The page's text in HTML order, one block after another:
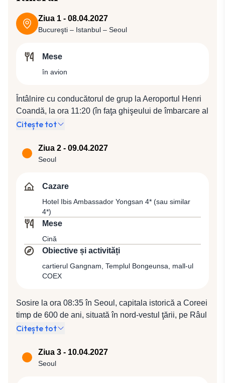
Ziua 1 - 08.04.2027
Bucureşti – Istanbul – Seoul
Mese
în avion
Întâlnire cu conducătorul de grup la Aeroportul Henri
Coandă, la ora 11:20 (în faţa ghişeului de îmbarcare al
companiei Turkish Airlines). Plecare spre Istanbul cu
14:50), de unde se va pleca cu zborul TK 020 (16:50 /
08:35) spre Seoul.
Citește tot
Ziua 2 - 09.04.2027
Seoul
Cazare
Hotel Ibis Ambassador Yongsan 4* (sau similar
4*)
Mese
Cină
Obiective și activități
cartierul Gangnam, Templul Bongeunsa, mall-ul
COEX
Sosire la ora 08:35 în Seoul, capitala istorică a Coreei
timp de 600 de ani, situată în nord-vestul ţării, pe Râul
Han, în centrul peninsulei Coreea. Întemeiată în anul
unul dintre cele Trei Regate Coreene şi a continuat să
fie capitală în timpul dinastiei Joseon şi a imperiului
Citește tot
Ziua 3 - 10.04.2027
Seoul